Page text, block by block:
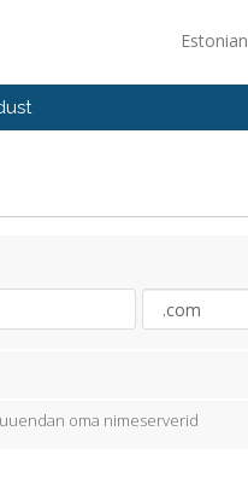
Estonian
oma nimeserverid